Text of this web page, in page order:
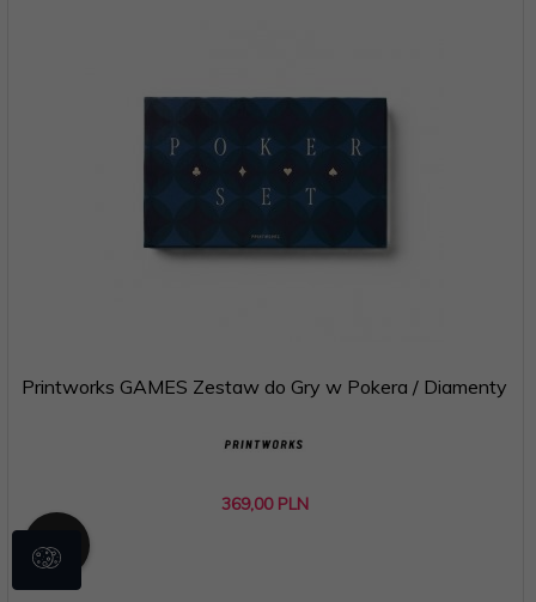
Printworks GAMES Zestaw do Gry w Pokera / Diamenty
369,00 PLN